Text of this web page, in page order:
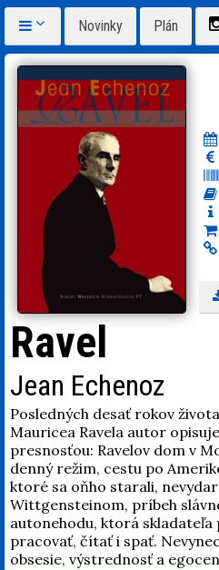
Novinky Plán
Ravel
Jean Echenoz
Posledných desať rokov
Mauricea Ravela autor
presnosťou: Ravelov dom v
denný režim, cestu po
ktoré sa oňho starali,
Wittgensteinom, príbeh
autonehodu, ktorá
pracovať, čítať i spať.
obsesie, výstrednosť a